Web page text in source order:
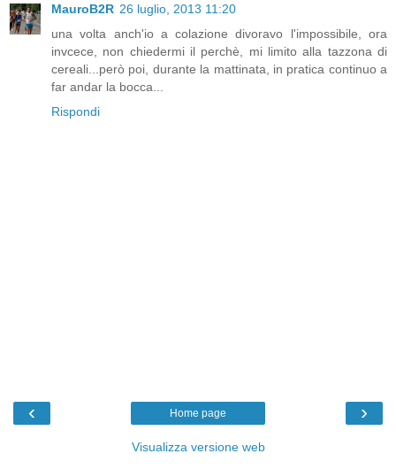
MauroB2R 26 luglio, 2013 11:20
una volta anch'io a colazione divoravo l'impossibile, ora
invcece, non chiedermi il perchè, mi limito alla tazzona di
cereali...però poi, durante la mattinata, in pratica continuo a
far andar la bocca...
Rispondi
‹ ›
Home page
Visualizza versione web